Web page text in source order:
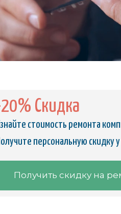
Скидка
стоимость ремонта
персональную скидку
Получить скидку на